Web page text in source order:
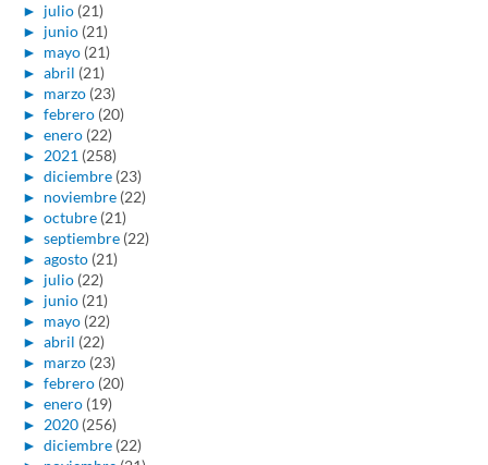
► julio (21)
► junio (21)
► mayo (21)
► abril (21)
► marzo (23)
► febrero (20)
► enero (22)
► 2021 (258)
► diciembre (23)
► noviembre (22)
► octubre (21)
► septiembre (22)
► agosto (21)
► julio (22)
► junio (21)
► mayo (22)
► abril (22)
► marzo (23)
► febrero (20)
► enero (19)
► 2020 (256)
► diciembre (22)